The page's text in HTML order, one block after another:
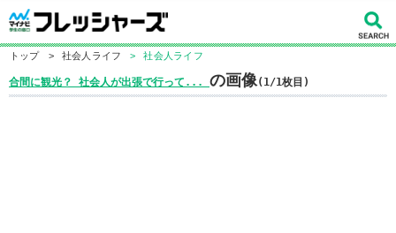
トップ > 社会人ライフ > 社会人ライフ
合間に観光？ 社会人が出張で行って... の画像(1/1枚目)